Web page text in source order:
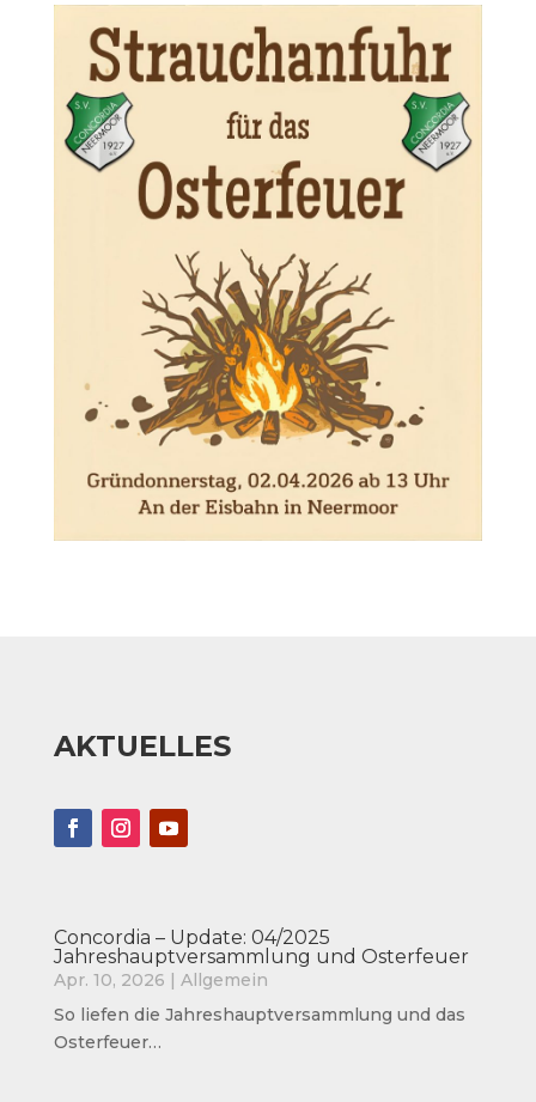
AKTUELLES
Concordia – Update: 04/2025
Jahreshauptversammlung und Osterfeuer
Apr. 10, 2026 | Allgemein
So liefen die Jahreshauptversammlung und das
Osterfeuer…